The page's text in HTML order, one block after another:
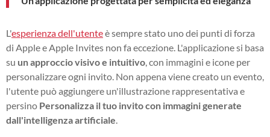
L'esperienza dell'utenteè sempre stato uno dei punti di forza
di Apple e Apple Invites non fa eccezione. L'applicazione si basa
su un approccio visivo e intuitivo , con immagini e icone per
personalizzare ogni invito. Non appena viene creato un evento,
l'utente può aggiungere un'illustrazione rappresentativa e
persino Personalizza il tuo invito con immagini generate
dall'intelligenza artificiale